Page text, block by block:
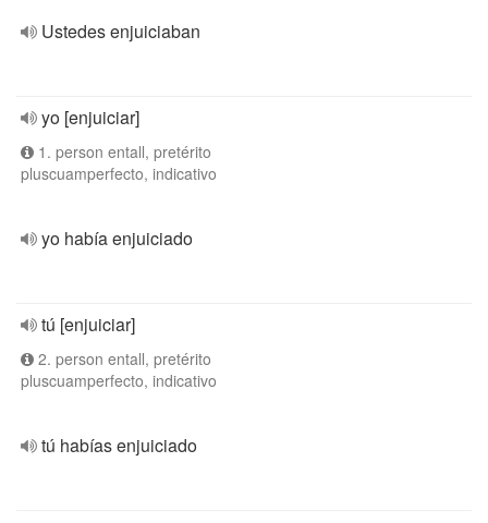
Ustedes enjuiciaban
yo [enjuiciar]
1. person entall, pretérito
pluscuamperfecto, indicativo
yo había enjuiciado
tú [enjuiciar]
2. person entall, pretérito
pluscuamperfecto, indicativo
tú habías enjuiciado